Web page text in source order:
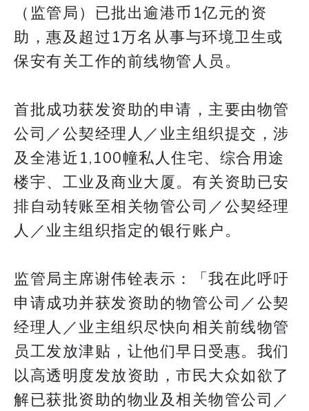
（监管局）已批出逾港币1亿元的资
助，惠及超过1万名从事与环境卫生或
保安有关工作的前线物管人员。
首批成功获发资助的申请，主要由物管
公司／公契经理人／业主组织提交，涉
及全港近1,100幢私人住宅、综合用途
楼宇、工业及商业大厦。有关资助已安
排自动转账至相关物管公司／公契经理
人／业主组织指定的银行账户。
监管局主席谢伟铨表示：「我在此呼吁
申请成功并获发资助的物管公司／公契
经理人／业主组织尽快向相关前线物管
员工发放津贴，让他们早日受惠。我们
以高透明度发放资助，市民大众如欲了
解已获批资助的物业及相关物管公司／